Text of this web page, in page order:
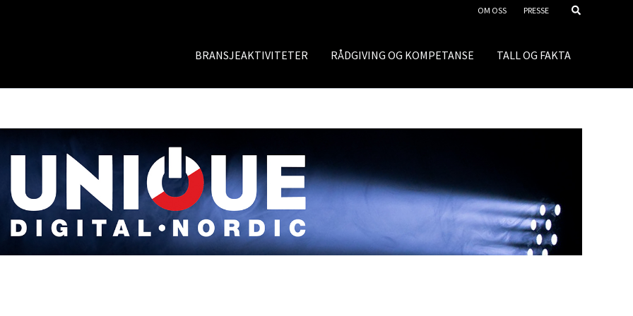
OM OSS PRESSE
BRANSJEAKTIVITETER RÅDGIVING OG KOMPETANSE TALL OG FAKTA